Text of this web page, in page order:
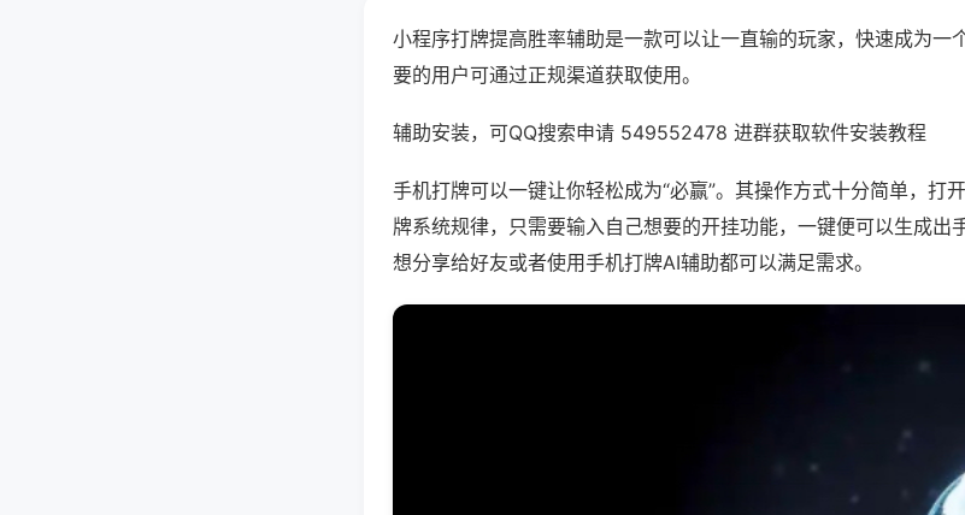
小程序打牌提高胜率辅助是一款可以让一直输的玩家，快速成为一
要的用户可通过正规渠道获取使用。
辅助安装，可QQ搜索申请 549552478 进群获取软件安装教程
手机打牌可以一键让你轻松成为“必赢”。其操作方式十分简单，打
牌系统规律，只需要输入自己想要的开挂功能，一键便可以生成出
想分享给好友或者使用手机打牌AI辅助都可以满足需求。